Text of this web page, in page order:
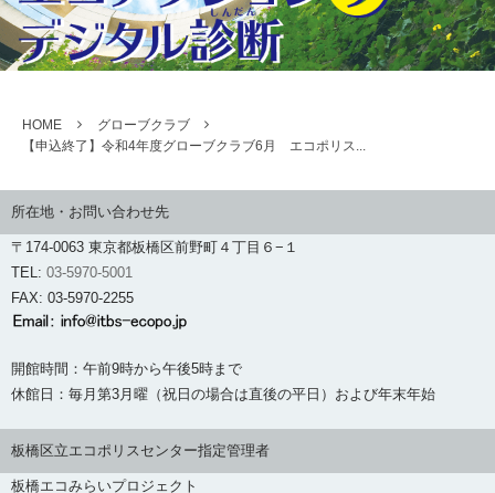
HOME
グローブクラブ
【申込終了】令和4年度グローブクラブ6月 エコポリス...
所在地・お問い合わせ先
〒174-0063 東京都板橋区前野町４丁目６−１
TEL: 03-5970-5001
FAX: 03-5970-2255
開館時間：午前9時から午後5時まで
休館日：毎月第3月曜（祝日の場合は直後の平日）および年末年始
板橋区立エコポリスセンター指定管理者
板橋エコみらいプロジェクト